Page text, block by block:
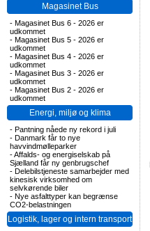
Magasinet Bus
- Magasinet Bus 6 - 2026 er
udkommet
- Magasinet Bus 5 - 2026 er
udkommet
- Magasinet Bus 4 - 2026 er
udkommet
- Magasinet Bus 3 - 2026 er
udkommet
- Magasinet Bus 2 - 2026 er
udkommet
Energi, miljø og klima
- Pantning nåede ny rekord i juli
- Danmark får to nye
havvindmølleparker
-Affalds- og energiselskab på
Sjælland får ny genbrugschef
- Delebilstjeneste samarbejder med
kinesisk virksomhed om
selvkørende biler
- Nye asfalttyper kan begrænse
CO2-belastningen
Logistik, lager og intern transport